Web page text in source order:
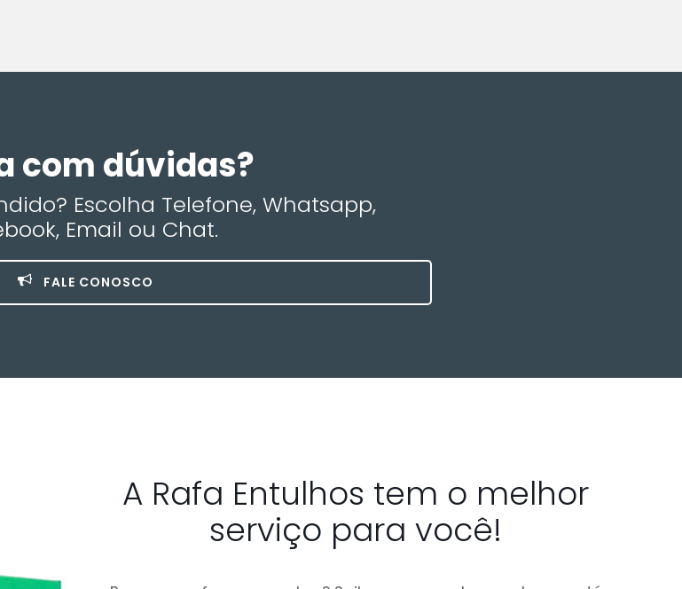
com dúvidas?
Escolha Telefone, Whatsapp,
Email ou Chat.
FALE CONOSCO
A Rafa Entulhos tem o melhor
serviço para você!